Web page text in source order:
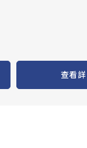
查看